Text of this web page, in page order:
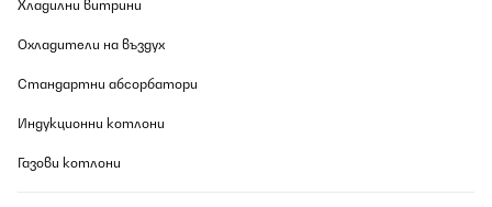
Хладилни витрини
Охладители на въздух
Стандартни абсорбатори
Индукционни котлони
Газови котлони